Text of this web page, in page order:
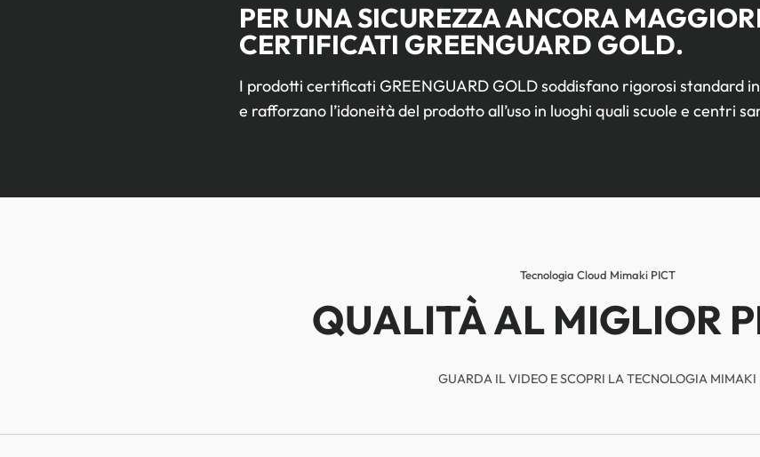
PER UNA SICUREZZA ANCORA
CERTIFICATI GREENGUARD GOLD.
I prodotti certificati GREENGUARD GOLD soddisfano rigorosi standard
e rafforzano l’idoneità del prodotto all’uso in luoghi quali scuole e centri
Tecnologia Cloud Mimaki PICT
QUALITÀ AL MIGLIOR
GUARDA IL VIDEO E SCOPRI LA TECNOLOGIA MIMAKI